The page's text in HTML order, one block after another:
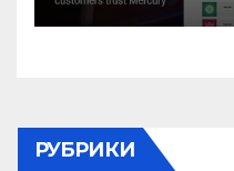
РУБРИКИ